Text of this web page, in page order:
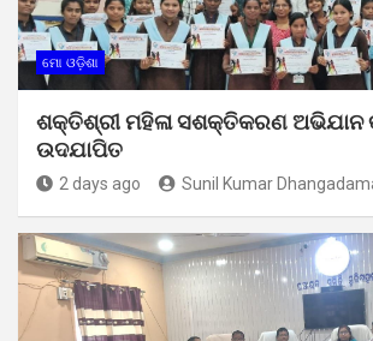
ମୋ ଓଡ଼ିଶା
ଶକ୍ତିଶ୍ରୀ ମହିଳା ସଶକ୍ତିକରଣ ଅଭିଯାନ
ଉଦଯାପିତ
2 days ago Sunil Kumar